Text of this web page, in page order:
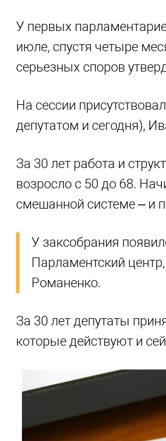
У первых
июле, спустя четыре
серьезных споров
На сессии
депутатом и сегодня),
За 30 лет работа и
возросло с 50 до 68.
смешанной системе – и
У заксобрания
Парламентский
Романенко.
За 30 лет депутаты
которые действуют и